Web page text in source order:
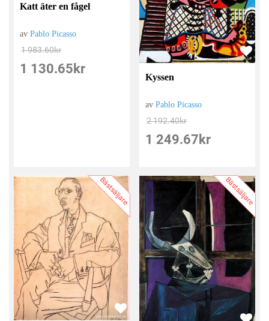
Katt äter en fågel
avPablo Picasso
1 983.60kr
1 130.65 kr
Kyssen
avPablo Picasso
2 192.40kr
1 249.67 kr
Bästsäljare Bästsäljare